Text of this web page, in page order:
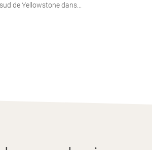
de Yellowstone dans...